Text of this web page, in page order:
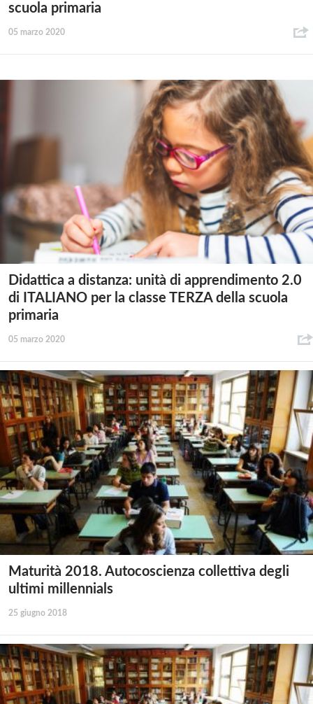
scuola primaria
05 marzo 2020
Didattica a distanza: unità di apprendimento 2.0
di ITALIANO per la classe TERZA della scuola
primaria
05 marzo 2020
Maturità 2018. Autocoscienza collettiva degli
ultimi millennials
25 giugno 2018